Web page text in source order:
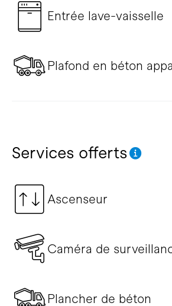
Entrée lave-vaisselle
Plafond en béton
Services offerts
Ascenseur
Caméra de
Plancher de béton